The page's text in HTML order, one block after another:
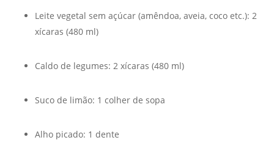
Leite vegetal sem açúcar (amêndoa, aveia, coco etc.): 2
xícaras (480 ml)
Caldo de legumes: 2 xícaras (480 ml)
Suco de limão: 1 colher de sopa
Alho picado: 1 dente